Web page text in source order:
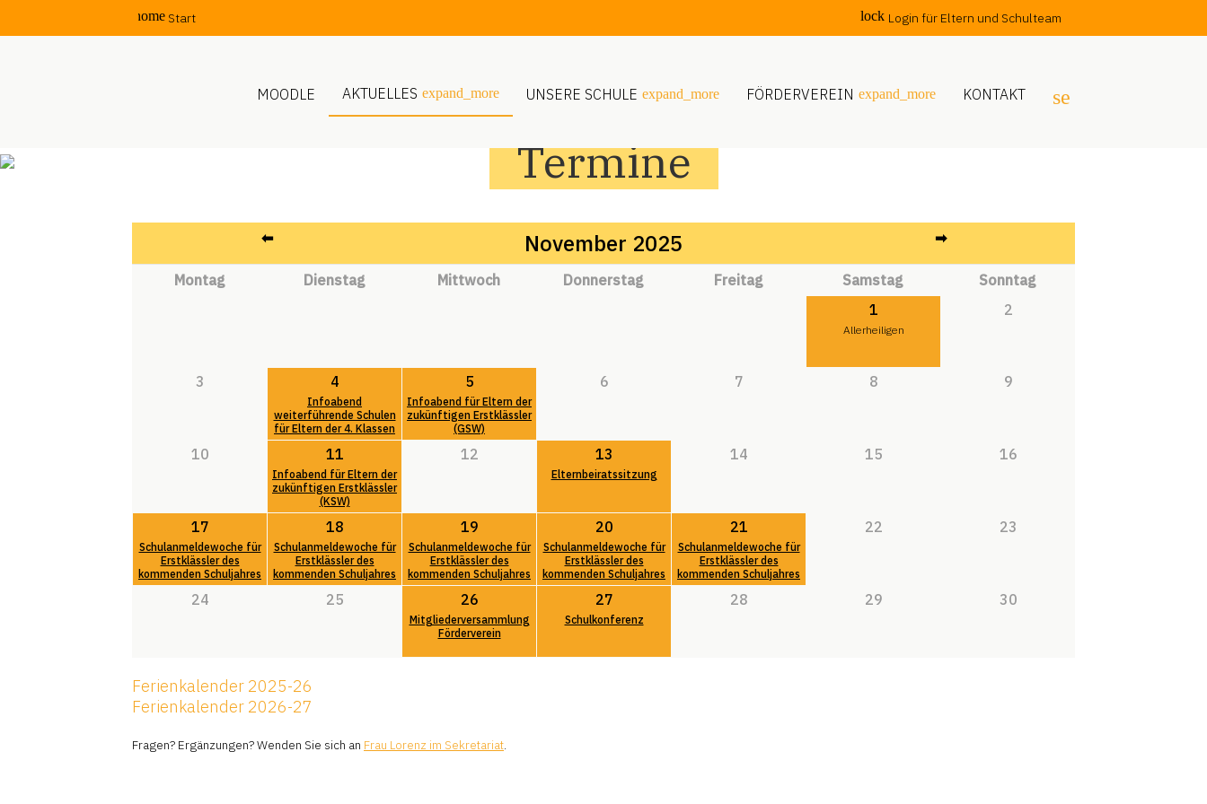
home Start lock Login für Eltern und Schulteam
MOODLE AKTUELLES expand_more UNSERE SCHULE expand_more FÖRDERVEREIN expand_more KONTAKT search
Termine
⬅︎ November 2025 ➡︎
Montag Dienstag Mittwoch Donnerstag Freitag Samstag Sonntag
1
Allerheiligen
2
3 4
Infoabend
weiterführende Schulen
für Eltern der 4. Klassen
5
Infoabend für Eltern der
zukünftigen Erstklässler
(GSW)
6 7 8 9
10 11
Infoabend für Eltern der
zukünftigen Erstklässler
(KSW)
12 13
Elternbeiratssitzung
14 15 16
17
Schulanmeldewoche für
Erstklässler des
kommenden Schuljahres
18
Schulanmeldewoche für
Erstklässler des
kommenden Schuljahres
19
Schulanmeldewoche für
Erstklässler des
kommenden Schuljahres
20
Schulanmeldewoche für
Erstklässler des
kommenden Schuljahres
21
Schulanmeldewoche für
Erstklässler des
kommenden Schuljahres
22 23
24 25 26
Mitgliederversammlung
Förderverein
27
Schulkonferenz
28 29 30
Ferienkalender 2025-26
Ferienkalender 2026-27
Fragen? Ergänzungen? Wenden Sie sich an Frau Lorenz im Sekretariat.